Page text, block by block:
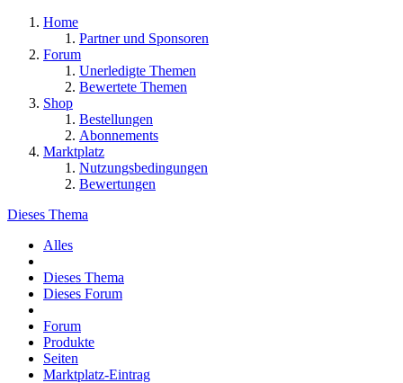
Home
Partner und Sponsoren
Forum
Unerledigte Themen
Bewertete Themen
Shop
Bestellungen
Abonnements
Marktplatz
Nutzungsbedingungen
Bewertungen
Dieses Thema
Alles
Dieses Thema
Dieses Forum
Forum
Produkte
Seiten
Marktplatz-Eintrag